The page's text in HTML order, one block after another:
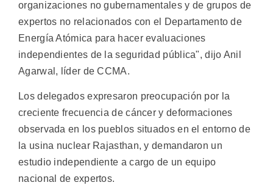
organizaciones no gubernamentales y de grupos de
expertos no relacionados con el Departamento de
Energía Atómica para hacer evaluaciones
independientes de la seguridad pública", dijo Anil
Agarwal, líder de CCMA.
Los delegados expresaron preocupación por la
creciente frecuencia de cáncer y deformaciones
observada en los pueblos situados en el entorno de
la usina nuclear Rajasthan, y demandaron un
estudio independiente a cargo de un equipo
nacional de expertos.